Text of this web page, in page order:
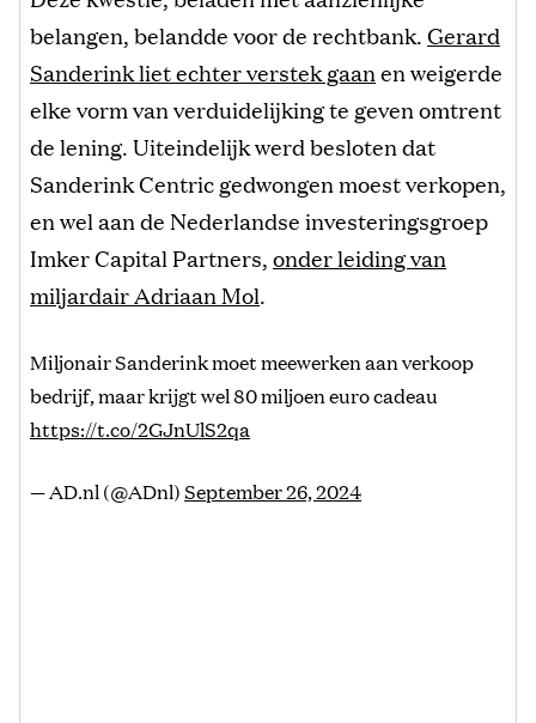
belangen, belandde voor de rechtbank.Gerard
Sanderink liet echter verstek gaanen weigerde
elke vorm van verduidelijking te geven omtrent
de lening. Uiteindelijk werd besloten dat
Sanderink Centric gedwongen moest verkopen,
en wel aan de Nederlandse investeringsgroep
Imker Capital Partners,onder leiding van
miljardair Adriaan Mol.
Miljonair Sanderink moet meewerken aan verkoop
bedrijf, maar krijgt wel 80 miljoen euro cadeau
https://t.co/2GJnUlS2qa
— AD.nl (@ADnl)September 26, 2024